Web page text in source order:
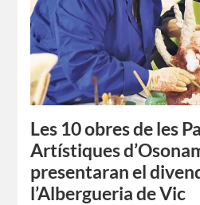
Les 10 obres de les
Artístiques
presentaran el
l’Albergueria de Vic